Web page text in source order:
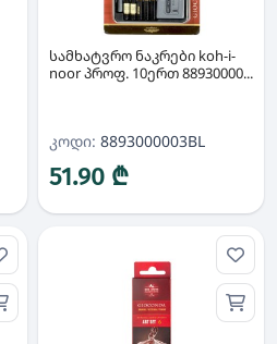
სამხატვრო ნაკრები koh-i-
noor პროფ. 10ერთ 88930000...
კოდი: 8893000003BL
51.90 ₾